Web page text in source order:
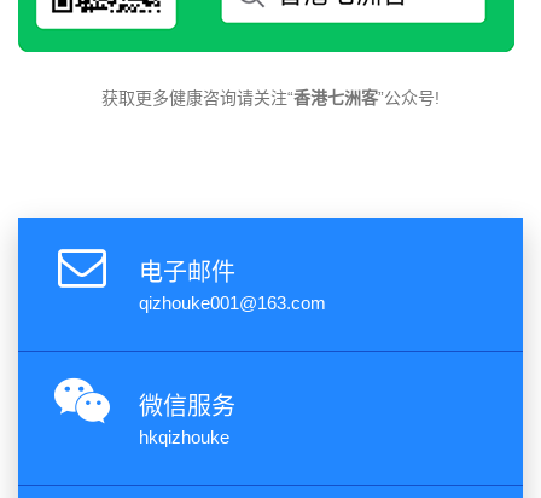
获取更多健康咨询请关注“香港七洲客”公众号!
电子邮件
qizhouke001@163.com
微信服务
hkqizhouke